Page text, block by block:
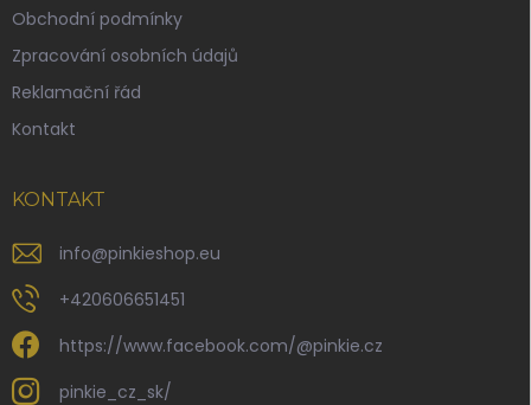
Obchodní podmínky
Zpracování osobních údajů
Reklamační řád
Kontakt
KONTAKT
info@pinkieshop.eu
+420606651451
https://www.facebook.com/@pinkie.cz
pinkie_cz_sk/